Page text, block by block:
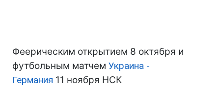
Феерическим открытием 8 октября и
футбольным матчем Украина -
Германия 11 ноября НСК